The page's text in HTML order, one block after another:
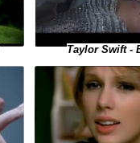
Taylor Swift -